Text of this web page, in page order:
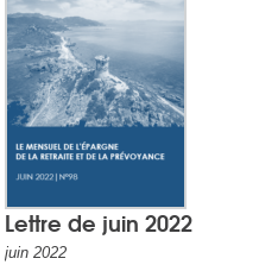
Lettre de juin 2022
juin 2022